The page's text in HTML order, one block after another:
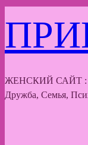
ЖЕНСКИЙ САЙТ :
Дружба, Семья,